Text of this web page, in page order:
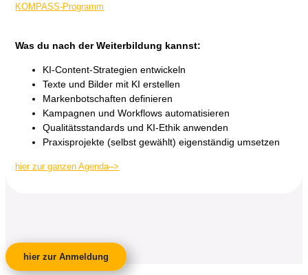
KOMPASS-Programm
Was du nach der Weiterbildung kannst:
KI-Content-Strategien entwickeln
Texte und Bilder mit KI erstellen
Markenbotschaften definieren
Kampagnen und Workflows automatisieren
Qualitätsstandards und KI-Ethik anwenden
Praxisprojekte (selbst gewählt) eigenständig umsetzen
hier zur ganzen Agenda–>
hier zur Anmeldung